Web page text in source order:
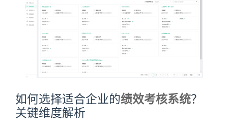
如何选择适合企业的绩效考核系统？
关键维度解析